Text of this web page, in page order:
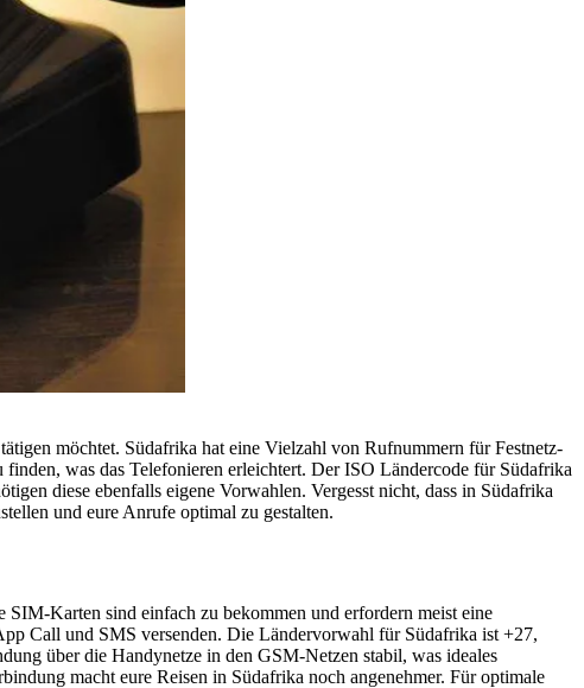
möchtet. Südafrika hat eine Vielzahl von Rufnummern für Festnetz-
was das Telefonieren erleichtert. Der ISO Ländercode für Südafrika
diese ebenfalls eigene Vorwahlen. Vergesst nicht, dass in Südafrika
und eure Anrufe optimal zu gestalten.
Karten sind einfach zu bekommen und erfordern meist eine
Call und SMS versenden. Die Ländervorwahl für Südafrika ist +27,
über die Handynetze in den GSM-Netzen stabil, was ideales
macht eure Reisen in Südafrika noch angenehmer. Für optimale